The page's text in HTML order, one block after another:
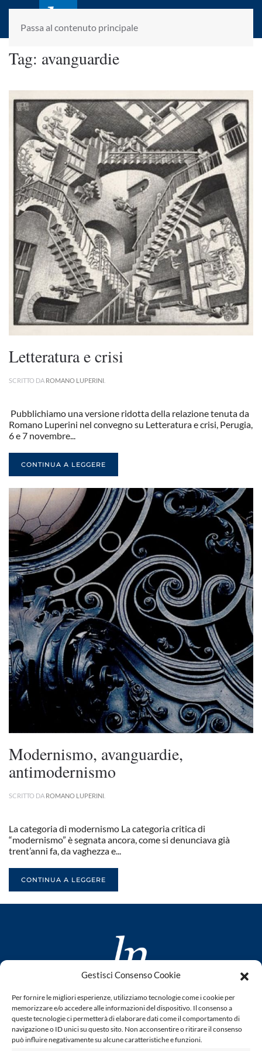
Gestisci Consenso Cookie
Per fornire le migliori esperienze, utilizziamo tecnologie come i cookie per
memorizzare e/o accedere alle informazioni del dispositivo. Il consenso a
queste tecnologie ci permetterà di elaborare dati come il comportamento di
navigazione o ID unici su questo sito. Non acconsentire o ritirare il consenso
può influire negativamente su alcune caratteristiche e funzioni.
Passa al contenuto principale
laletteraturaenoi.it
fondato da Romano Luperini
Tag: avanguardie
Letteratura e crisi
SCRITTO DA ROMANO LUPERINI
Pubblichiamo una versione ridotta della relazione tenuta da
Romano Luperini nel convegno su Letteratura e crisi, Perugia,
6 e 7 novembre...
CONTINUA A LEGGERE
Modernismo, avanguardie,
antimodernismo
SCRITTO DA ROMANO LUPERINI
La categoria di modernismo La categoria critica di
“modernismo” è segnata ancora, come si denunciava già
trent’anni fa, da vaghezza e...
CONTINUA A LEGGERE
www.laletteraturaenoi.it
fondato da Romano Luperini
Questo blog non rappresenta una testata giornalistica in
quanto viene aggiornato senza alcuna periodicità. Non può